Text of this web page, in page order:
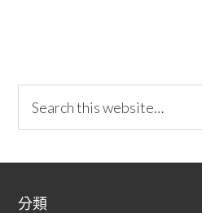
分類